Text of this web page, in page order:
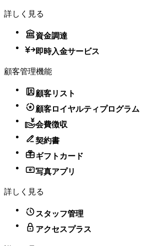
詳しく見る
資金調達
即時入金サービス
顧客管理機能
顧客リスト
顧客ロイヤルティプログラム
会費徴収
契約書
ギフトカード
写真アプリ
詳しく見る
スタッフ管理
アクセスプラス